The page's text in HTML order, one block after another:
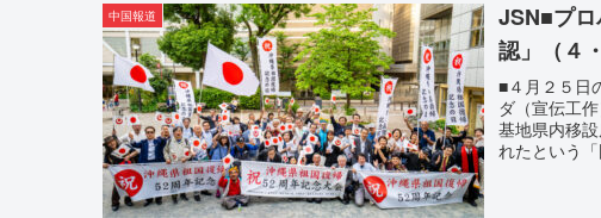
中国報道
JSN■プ
認」（４
■４月２５日
ダ（宣伝工
基地県内移
れたという